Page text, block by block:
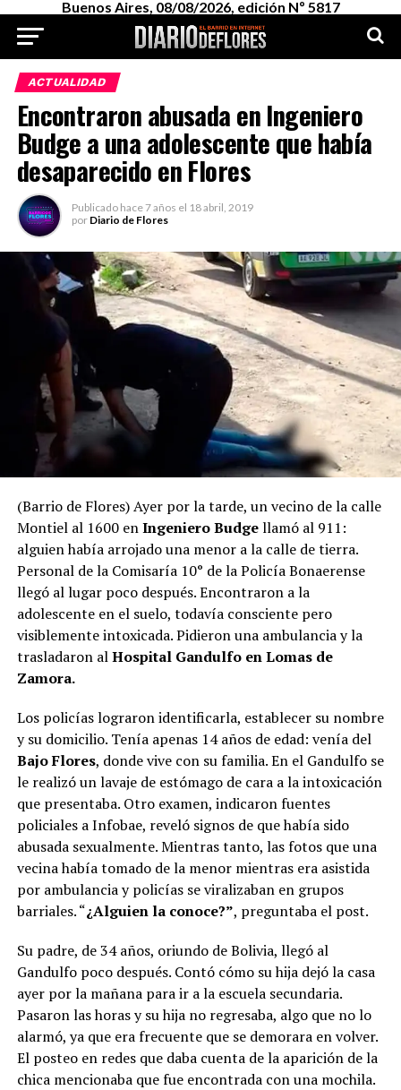
Buenos Aires, 08/08/2026, edición Nº 5817
ACTUALIDAD
Encontraron abusada en Ingeniero
Budge a una adolescente que había
desaparecido en Flores
Publicado hace 7 años el 18 abril, 2019
por Diario de Flores
(Barrio de Flores) Ayer por la tarde, un vecino de la calle
Montiel al 1600 enIngeniero Budgellamó al 911:
alguien había arrojado una menor a la calle de tierra.
Personal de la Comisaría 10° de la Policía Bonaerense
llegó al lugar poco después. Encontraron a la
adolescente en el suelo, todavía consciente pero
visiblemente intoxicada. Pidieron una ambulancia y la
trasladaron alHospital Gandulfo en Lomas de
Zamora.
Los policías lograron identificarla, establecer su nombre
y su domicilio. Tenía apenas 14 años de edad: venía del
Bajo Flores, donde vive con su familia. En el Gandulfo se
le realizó un lavaje de estómago de cara a la intoxicación
que presentaba. Otro examen, indicaron fuentes
policiales a Infobae, reveló signos de que había sido
abusada sexualmente. Mientras tanto, las fotos que una
vecina había tomado de la menor mientras era asistida
por ambulancia y policías se viralizaban en grupos
barriales. “¿Alguien la conoce?”, preguntaba el post.
Su padre, de 34 años, oriundo de Bolivia, llegó al
Gandulfo poco después. Contó cómo su hija dejó la casa
ayer por la mañana para ir a la escuela secundaria.
Pasaron las horas y su hija no regresaba, algo que no lo
alarmó, ya que era frecuente que se demorara en volver.
El posteo en redes que daba cuenta de la aparición de la
chica mencionaba que fue encontrada con una mochila.